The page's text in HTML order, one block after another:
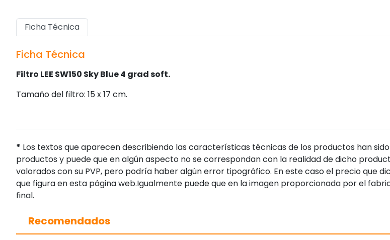
Ficha Técnica
Ficha Técnica
Filtro LEE SW150 Sky Blue 4 grad soft.
Tamaño del filtro: 15 x 17 cm.
* Los textos que aparecen describiendo las características técnicas de los productos han
productos y puede que en algún aspecto no se correspondan con la realidad de dicho
valorados con su PVP, pero podría haber algún error tipográfico. En este caso el precio
que figura en esta página web.Igualmente puede que en la imagen proporcionada por el
final.
Recomendados